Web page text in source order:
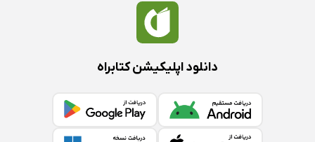
دانلود اپلیکیشن کتابراه